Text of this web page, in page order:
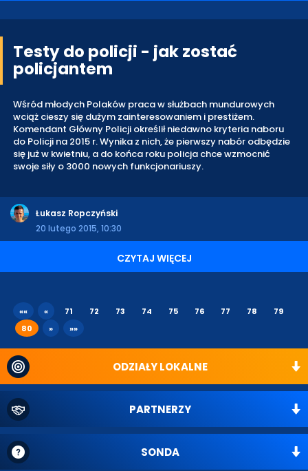
ODZIAŁY LOKALNE
PARTNERZY
SONDA
Testy do policji - jak zostać
policjantem
Wśród młodych Polaków praca w służbach mundurowych
wciąż cieszy się dużym zainteresowaniem i prestiżem.
Komendant Główny Policji określił niedawno kryteria naboru
do Policji na 2015 r. Wynika z nich, że pierwszy nabór odbędzie
się już w kwietniu, a do końca roku policja chce wzmocnić
swoje siły o 3000 nowych funkcjonariuszy.
Łukasz Ropczyński
20 lutego 2015, 10:30
CZYTAJ WIĘCEJ
«« « 71 72 73 74 75 76 77 78
79
80
» »»